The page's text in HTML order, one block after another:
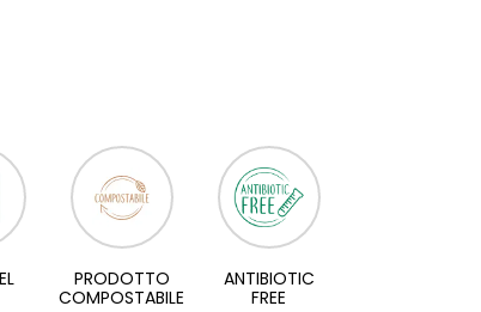
PRODOTTO
COMPOSTABILE
ANTIBIOTIC
FREE